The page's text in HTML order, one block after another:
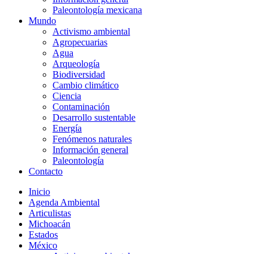
Paleontología mexicana
Mundo
Activismo ambiental
Agropecuarias
Agua
Arqueología
Biodiversidad
Cambio climático
Ciencia
Contaminación
Desarrollo sustentable
Energía
Fenómenos naturales
Información general
Paleontología
Contacto
Inicio
Agenda Ambiental
Articulistas
Michoacán
Estados
México